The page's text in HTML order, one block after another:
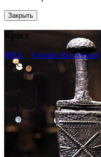
Закрыть
Крест
МИА Онлайн Коллекция
Крест